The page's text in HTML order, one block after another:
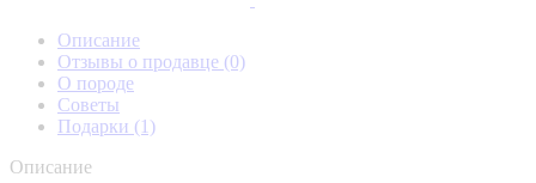
Описание
Отзывы о продавце (0)
О породе
Советы
Подарки (1)
Описание